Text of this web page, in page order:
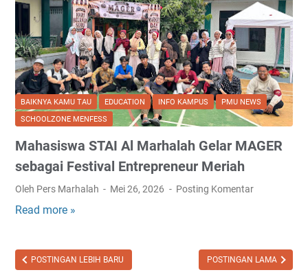
BAIKNYA KAMU TAU EDUCATION INFO KAMPUS
PMU NEWS
SCHOOLZONE MENFESS
Mahasiswa STAI Al Marhalah Gelar MAGER
sebagai Festival Entrepreneur Meriah
Oleh Pers Marhalah Mei 26, 2026 Posting Komentar
Read more »
a
POSTINGAN LEBIH BARU POSTINGAN LAMA